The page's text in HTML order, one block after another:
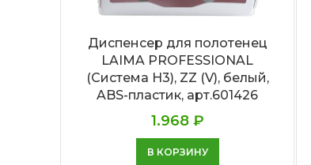
Диспенсер для полотенец
LAIMA PROFESSIONAL
(Система H3), ZZ (V), белый,
ABS-пластик, арт.601426
1.968 ₽
В КОРЗИНУ